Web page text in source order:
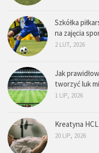
Szkółka
na zajęcia
2 LUT, 2026
Jak
tworzyć luk
1 LIP, 2026
Kreatyna
20 LIP, 2026